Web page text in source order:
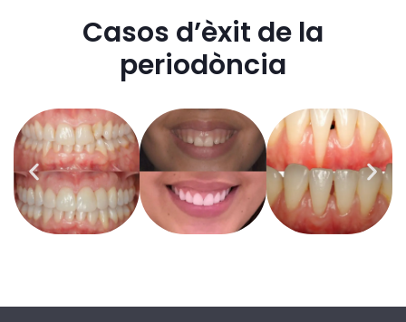
Casos d’èxit de la
periodòncia